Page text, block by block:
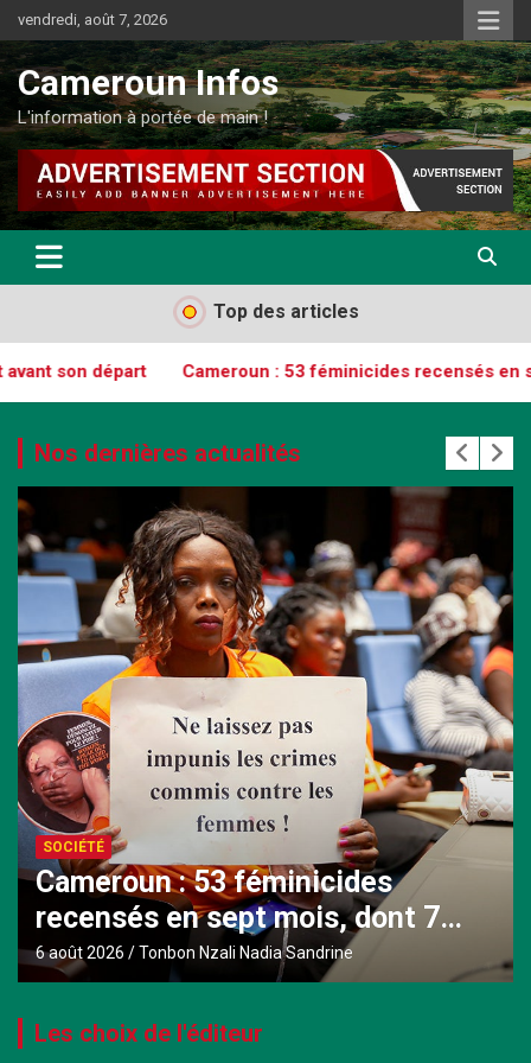
vendredi, août 7, 2026
Cameroun Infos
L'information à portée de main !
Top des articles
: 53 féminicides recensés en sept mois, dont 7
Nos dernières actualités
SOCIÉTÉ
Cameroun : 53 féminicides
recensés en sept mois, dont 7
mineures violées avant d’être
tuées
6 août 2026 Tonbon Nzali Nadia Sandrine
Les choix de l'éditeur